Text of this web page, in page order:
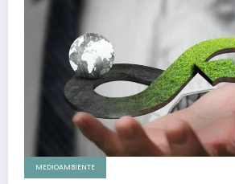
MEDIOAMBIENTE